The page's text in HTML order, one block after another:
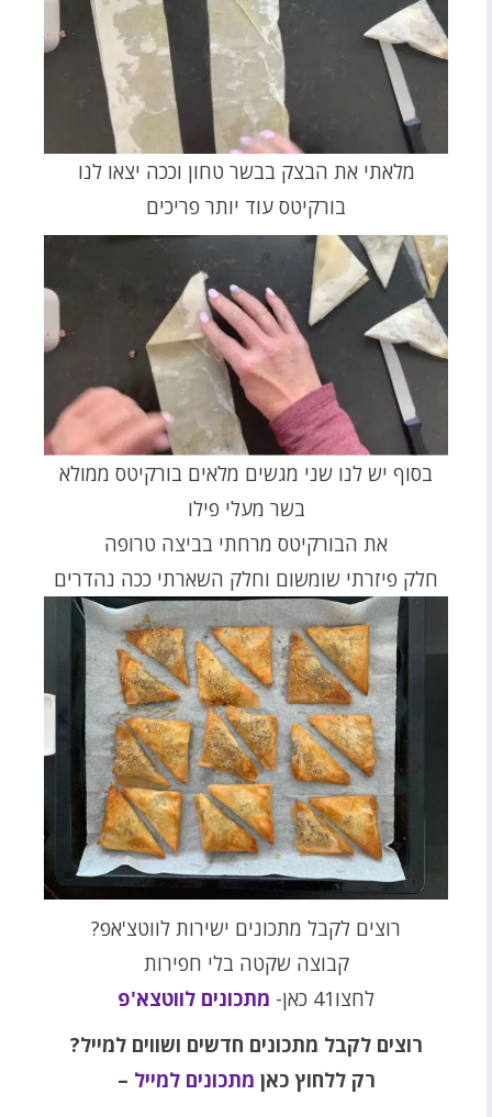
מלאתי את הבצק בבשר טחון וככה יצאו לנו
בורקיטס עוד יותר פריכים
בסוף יש לנו שני מגשים מלאים בורקיטס ממולא
בשר מעלי פילו
את הבורקיטס מרחתי בביצה טרופה
חלק פיזרתי שומשום וחלק השארתי ככה נהדרים
רוצים לקבל מתכונים ישירות לווטצ'אפ?
קבוצה שקטה בלי חפירות
לחצו41 כאן-
מתכונים לווטצא'פ
רוצים לקבל מתכונים חדשים ושווים למייל?
רק ללחוץ כאן
– מתכונים למייל